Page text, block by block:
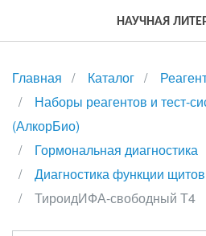
НАУЧНАЯ
Главная Каталог
Наборы реагентов и тест-
(АлкорБио)
Гормональная диагностика
Диагностика функции
ТироидИФА-свободный Т4